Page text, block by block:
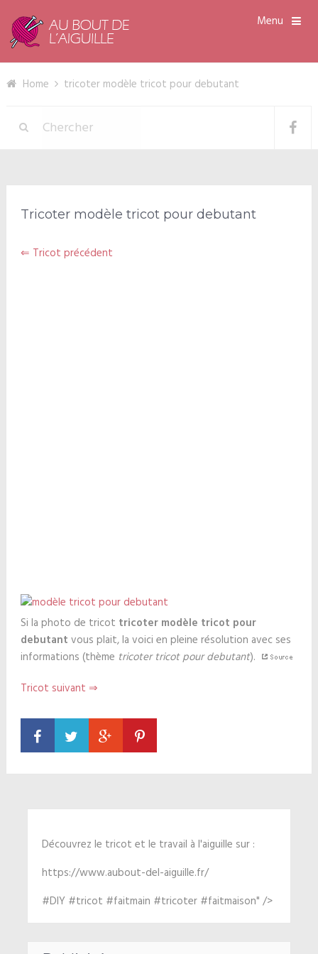
Menu
Home tricoter modèle tricot pour debutant
Tricoter modèle tricot pour debutant
⇐ Tricot précédent
Si la photo de tricot tricoter modèle tricot pour
debutant vous plait, la voici en pleine résolution avec ses
informations (thème tricoter tricot pour debutant).
Tricot suivant ⇒
Découvrez le tricot et le travail à l'aiguille sur :
https://www.aubout-del-aiguille.fr/
#DIY #tricot #faitmain #tricoter #faitmaison" />